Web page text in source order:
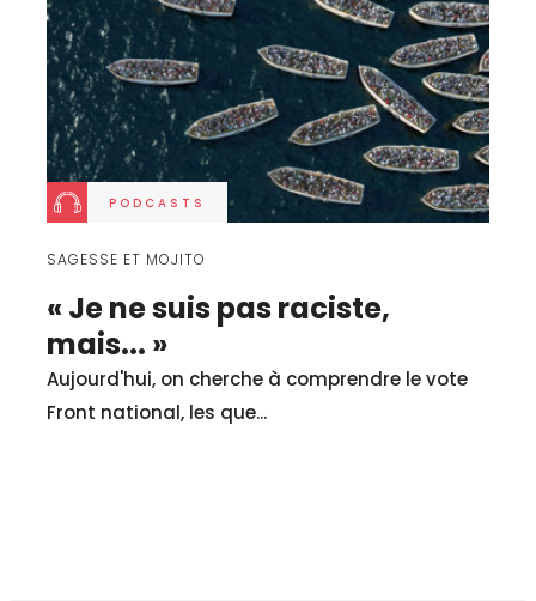
PODCASTS
SAGESSE ET MOJITO
« Je ne suis pas raciste,
mais... »
Aujourd'hui, on cherche à comprendre le vote
Front national, les que...